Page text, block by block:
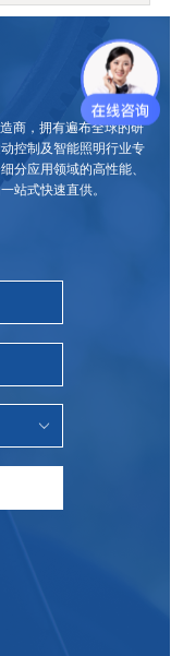
商，拥有遍布全球的研
控制及智能照明行业专
分应用领域的高性能、
站式快速直供。